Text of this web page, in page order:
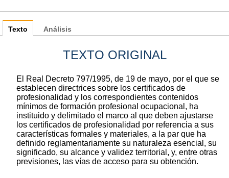
Texto
TEXTO ORIGINAL
El Real Decreto 797/1995, de 19 de mayo, por el que se
establecen directrices sobre los certificados de
profesionalidad y los correspondientes contenidos
mínimos de formación profesional ocupacional, ha
instituido y delimitado el marco al que deben ajustarse
los certificados de profesionalidad por referencia a sus
características formales y materiales, a la par que ha
definido reglamentariamente su naturaleza esencial, su
significado, su alcance y validez territorial, y, entre otras
previsiones, las vías de acceso para su obtención.
Análisis